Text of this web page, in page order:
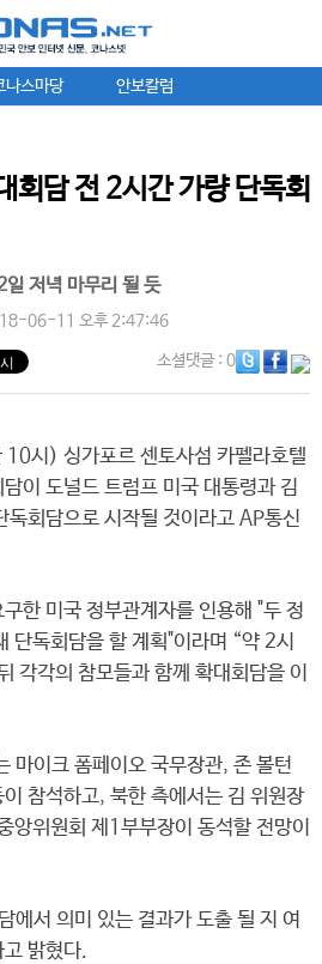
나스마당 안보칼럼
회담 전 2시간 가량 단독회
저녁 마무리 될 듯
06-11 오후 2:47:46
소셜댓글: 0
시) 싱가포르 센토사섬 카펠라호텔
이 도널드 트럼프 미국 대통령과 김
독회담으로 시작될 것이라고 AP통신
한 미국 정부관계자를 인용해 "두 정
단독회담을 할 계획"이라며 “약 2시
각각의 참모들과 함께 확대회담을 이
마이크 폼페이오 국무장관, 존 볼턴
참석하고, 북한 측에서는 김 위원장
앙위원회 제1부부장이 동석할 전망이
에서 의미 있는 결과가 도출 될 지 여
밝혔다.